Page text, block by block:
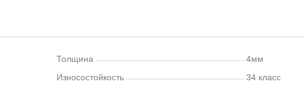
Толщина
4мм
Износостойкость
34 класс